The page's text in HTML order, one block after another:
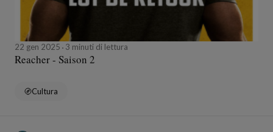
22 gen 2025 3 minuti di lettura
Reacher - Saison 2
Cultura